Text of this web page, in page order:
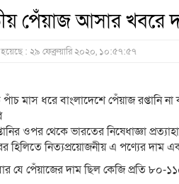
পেঁয়াজ আসার খবরে
হয়েছে : ২৯ ফেব্রুয়ারি ২০২০, ১০:৫৭:৫৭
মাস ধরে বাংলাদেশে পেঁয়াজ রপ্তানি
ওপর থেকে ভারতের নিষেধাজ্ঞা
হিলিতে নিত্যপ্রয়োজনীয় এ পণ্যের দাম
যে পেঁয়াজের দাম ছিল কেজি প্রতি ৮০-